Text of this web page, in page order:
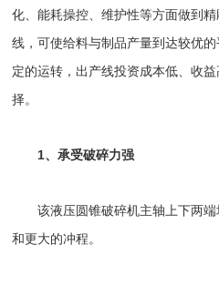
化、能耗操控、维护性等方面做到
线，可使给料与制品产量到达较优
定的运转，出产线投资成本低、收
择。
1、承受破碎力强
该液压圆锥破碎机主轴上下两
和更大的冲程。